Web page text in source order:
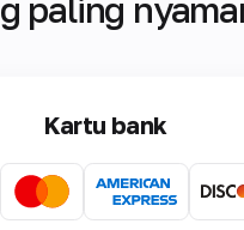
paling
Kartu bank